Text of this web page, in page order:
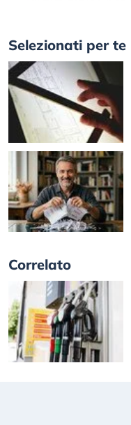
Selezionati per te
Correlato